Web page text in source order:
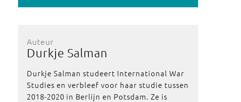
Auteur
Durkje Salman
Durkje Salman studeert International War
Studies en verbleef voor haar studie tussen
2018-2020 in Berlijn en Potsdam. Ze is